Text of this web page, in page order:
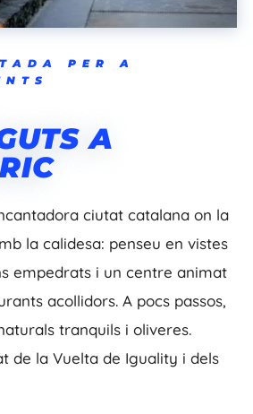
PER A
A
ciutat catalana on la
la calidesa: penseu en vistes
empedrats i un centre animat
acollidors. A pocs passos,
tranquils i oliveres.
de la Vuelta de Iguality i dels